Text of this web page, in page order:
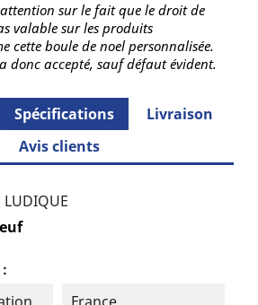
sur le fait que le droit de
valable sur les produits
cette boule de noel personnalisée.
donc accepté, sauf défaut évident.
Spécifications
Livraison
Avis clients